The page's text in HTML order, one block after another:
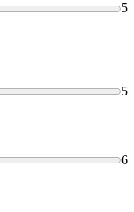
5
5
6